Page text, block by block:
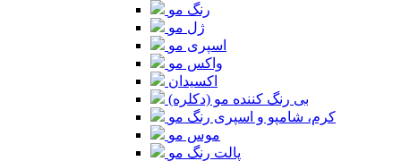
رنگ مو
ژل مو
اسپری مو
واکس مو
اکسیدان
بی رنگ کننده مو (دکلره)
کرم، شامپو و اسپری رنگ مو
موس مو
پالت رنگ مو